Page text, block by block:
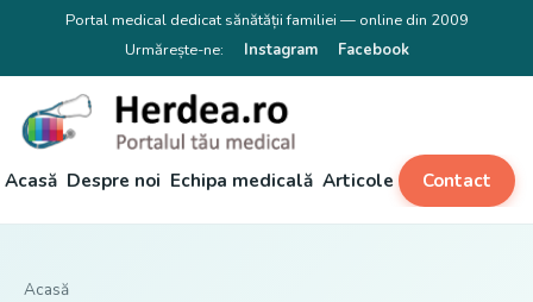
Portal medical dedicat sănătății familiei — online din 2009
Urmărește-ne:
Instagram Facebook
Acasă Despre noi Echipa medicală Articole Contact
Acasă